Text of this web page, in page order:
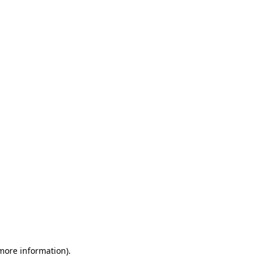
information).